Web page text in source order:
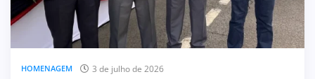
HOMENAGEM 3 de julho de 2026